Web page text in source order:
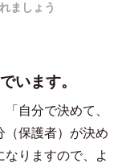
ましょう
います。
自分で決めて、
（保護者）が決め
りますので、よ